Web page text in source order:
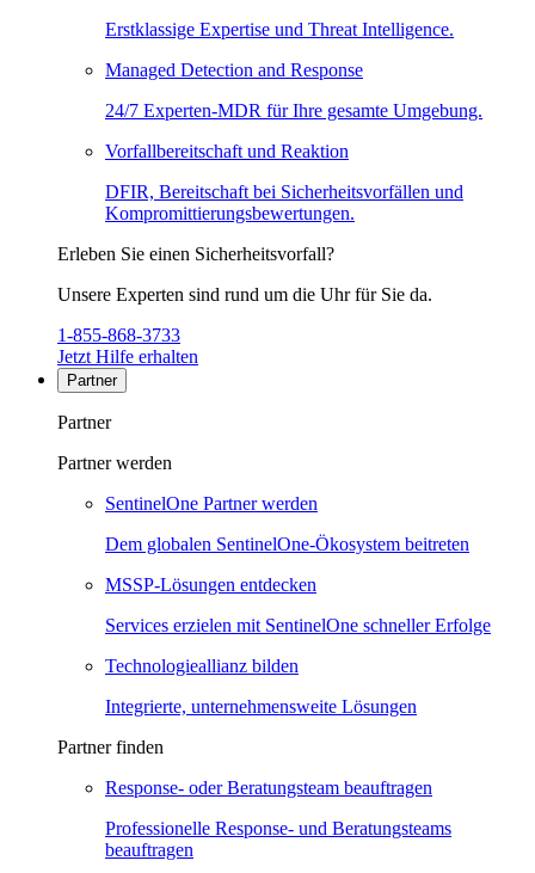
Erstklassige Expertise und Threat Intelligence.
Managed Detection and Response
24/7 Experten-MDR für Ihre gesamte Umgebung.
Vorfallbereitschaft und Reaktion
DFIR, Bereitschaft bei Sicherheitsvorfällen und
Kompromittierungsbewertungen.
Erleben Sie einen Sicherheitsvorfall?
Unsere Experten sind rund um die Uhr für Sie da.
1-855-868-3733
Jetzt Hilfe erhalten
Partner
Partner
Partner werden
SentinelOne Partner werden
Dem globalen SentinelOne-Ökosystem beitreten
MSSP-Lösungen entdecken
Services erzielen mit SentinelOne schneller Erfolge
Technologieallianz bilden
Integrierte, unternehmensweite Lösungen
Partner finden
Response- oder Beratungsteam beauftragen
Professionelle Response- und Beratungsteams
beauftragen